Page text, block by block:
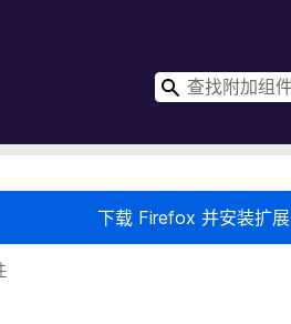
搜
下载 Firefox 并安装扩展